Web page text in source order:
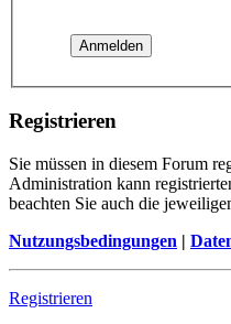
Registrieren
Sie müssen in diesem Forum
Administration kann
beachten Sie auch die
Nutzungsbedingungen |
Registrieren